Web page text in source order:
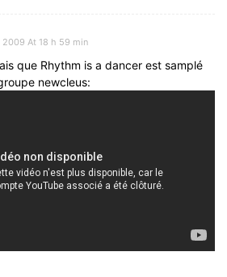
2009 At 18 h 59 min
que Rhythm is a dancer est samplé
newcleus: